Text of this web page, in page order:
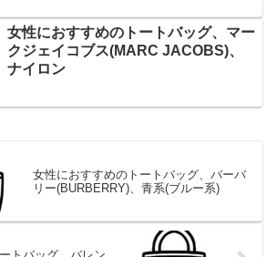
女性におすすめのトートバッグ、マー
クジェイコブス(MARC JACOBS)、
ナイロン
女性におすすめのトートバッグ、バーバ
リー(BURBERRY)、青系(ブルー系)